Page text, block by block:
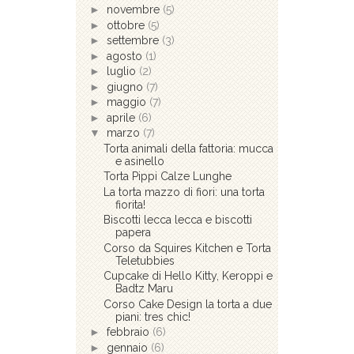
► novembre (5)
► ottobre (5)
► settembre (3)
► agosto (1)
► luglio (2)
► giugno (7)
► maggio (7)
► aprile (6)
▼ marzo (7)
Torta animali della fattoria: mucca
e asinello
Torta Pippi Calze Lunghe
La torta mazzo di fiori: una torta
fiorita!
Biscotti lecca lecca e biscotti
papera
Corso da Squires Kitchen e Torta
Teletubbies
Cupcake di Hello Kitty, Keroppi e
Badtz Maru
Corso Cake Design la torta a due
piani: tres chic!
► febbraio (6)
► gennaio (6)